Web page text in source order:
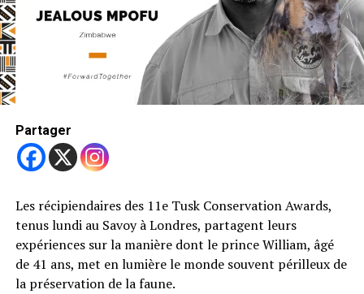
Également auRoyaume-Uni
Pet Detectives) est l’agence leader dans la récupération
enquêteur expérimenté, l’UKPD utilise des stratégies
avancées pour retrouver chats, chiens et autres
animaux. Leur équipe comprend des spécialistes du
comportement animal, des experts en surveillance, et
même le seul chien de détection de chat au Royaume-
Partager
Les récipiendaires des 11e Tusk Conservation Awards,
tenus lundi au Savoy à Londres, partagent leurs
expériences sur la manière dont le prince William, âgé
de 41 ans, met en lumière le monde souvent périlleux de
la préservation de la faune.